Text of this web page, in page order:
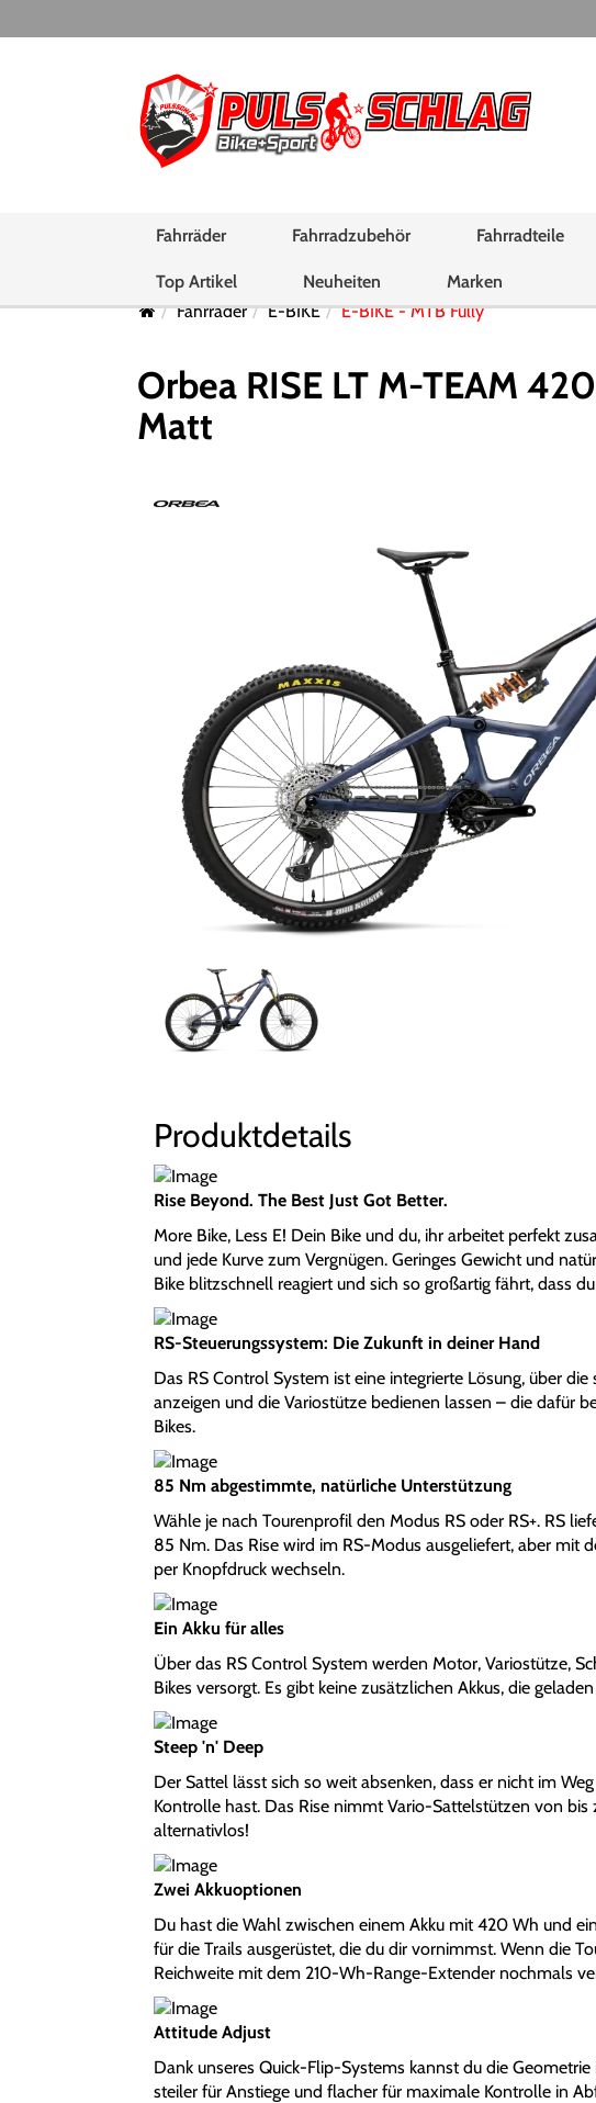
Fahrräder Fahrradzubehör Fahrradteile
Top Artikel Neuheiten
Marken
Fahrräder
E-BIKE E-BIKE - MTB Fully
Orbea RISE LT M-TEAM
Matt
Produktdetails
Rise Beyond. The Best Just Got Better.
More Bike, Less E! Dein Bike und du, ihr arbeitet perfekt
und jede Kurve zum Vergnügen. Geringes Gewicht und
Bike blitzschnell reagiert und sich so großartig fährt, dass
RS-Steuerungssystem: Die Zukunft in deiner Hand
Das RS Control System ist eine integrierte Lösung, über
anzeigen und die Variostütze bedienen lassen – die dafür
Bikes.
85 Nm abgestimmte, natürliche Unterstützung
Wähle je nach Tourenprofil den Modus RS oder RS+. RS
85 Nm. Das Rise wird im RS-Modus ausgeliefert, aber mit
per Knopfdruck wechseln.
Ein Akku für alles
Über das RS Control System werden Motor, Variostütze,
Bikes versorgt. Es gibt keine zusätzlichen Akkus, die
Steep 'n' Deep
Der Sattel lässt sich so weit absenken, dass er nicht im
Kontrolle hast. Das Rise nimmt Vario-Sattelstützen von
alternativlos!
Zwei Akkuoptionen
Du hast die Wahl zwischen einem Akku mit 420 Wh und
für die Trails ausgerüstet, die du dir vornimmst. Wenn die
Reichweite mit dem 210-Wh-Range-Extender nochmals
Attitude Adjust
Dank unseres Quick-Flip-Systems kannst du die
steiler für Anstiege und flacher für maximale Kontrolle in